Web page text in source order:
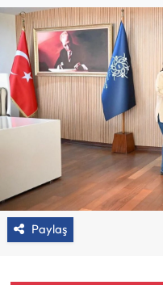
Paylaş